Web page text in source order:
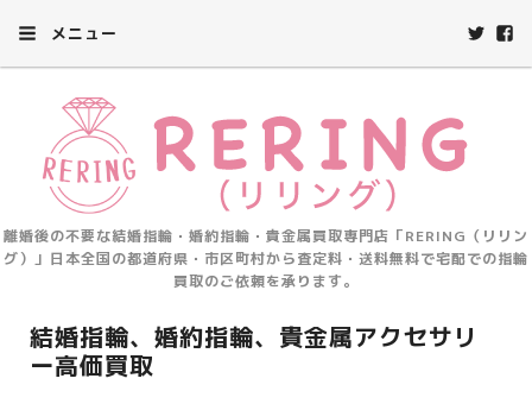
メニュー
離婚後の不要な結婚指輪・婚約指輪・貴金属買取専門店「RERING（リリン
グ）」日本全国の都道府県・市区町村から査定料・送料無料で宅配での指輪
買取のご依頼を承ります。
結婚指輪、婚約指輪、貴金属アクセサリ
ー高価買取